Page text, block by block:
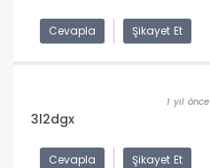
Cevapla Şikayet Et
1 yıl önce
3l2dgx
Cevapla Şikayet Et